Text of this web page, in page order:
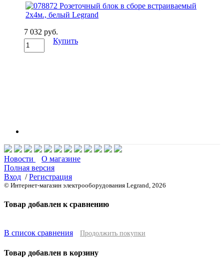
7 032 руб.
Купить
Новости
О магазине
Полная версия
Вход /Регистрация
© Интернет-магазин электрооборудования Legrand, 2026
Товар добавлен к сравнению
В список сравнения Продолжить покупки
Товар добавлен в корзину